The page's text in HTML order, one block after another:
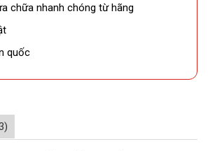
chữa nhanh chóng từ hãng
quốc